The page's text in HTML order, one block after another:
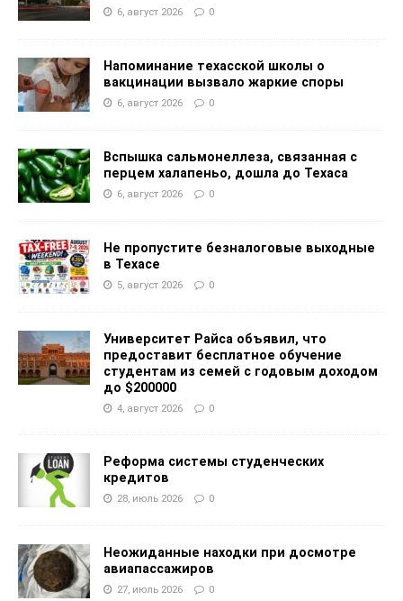
6, август 2026 0
Напоминание техасской школы о
вакцинации вызвало жаркие споры
6, август 2026 0
Вспышка сальмонеллеза, связанная с
перцем халапеньо, дошла до Техаса
6, август 2026 0
Не пропустите безналоговые выходные
в Техасе
5, август 2026 0
Университет Райса объявил, что
предоставит бесплатное обучение
студентам из семей с годовым доходом
до $200000
4, август 2026 0
Реформа системы студенческих
кредитов
28, июль 2026 0
Неожиданные находки при досмотре
авиапассажиров
27, июль 2026 0